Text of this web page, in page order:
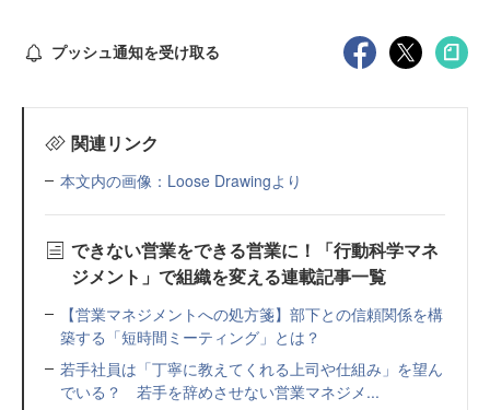
プッシュ通知を受け取る
関連リンク
本文内の画像：Loose Drawingより
できない営業をできる営業に！「行動科学マネ
ジメント」で組織を変える連載記事一覧
【営業マネジメントへの処方箋】部下との信頼関係を構
築する「短時間ミーティング」とは？
若手社員は「丁寧に教えてくれる上司や仕組み」を望ん
でいる？ 若手を辞めさせない営業マネジメ...